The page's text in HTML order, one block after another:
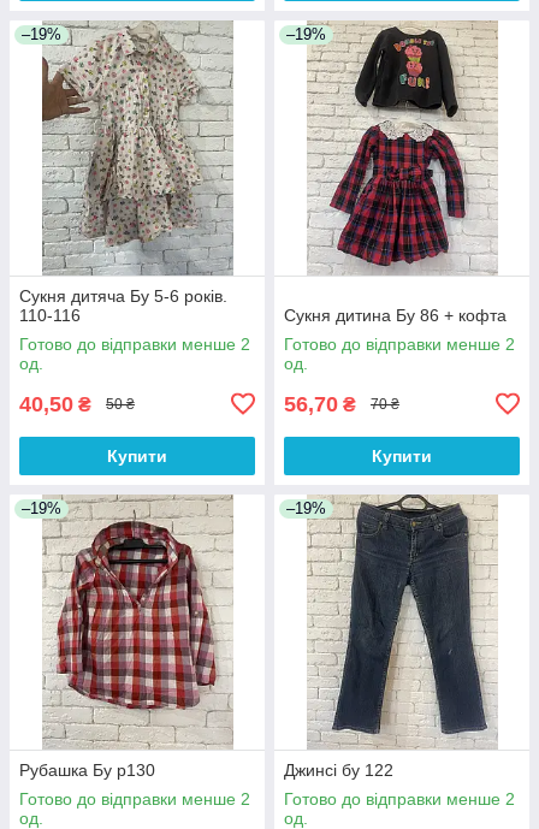
–19%
Сукня дитяча Бу 5-6 років.
110-116
Готово до відправки менше 2
од.
40,50 ₴ 50 ₴
Купити
–19%
Сукня дитина Бу 86 + кофта
Готово до відправки менше 2
од.
56,70 ₴ 70 ₴
Купити
–19%
Рубашка Бу р130
Готово до відправки менше 2
од.
–19%
Джинсі бу 122
Готово до відправки менше 2
од.